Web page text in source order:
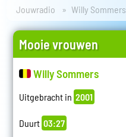
Jouwradio Willy Sommers
Mooie vrouwen
Willy Sommers
Uitgebracht in 2001
Duurt 03:27